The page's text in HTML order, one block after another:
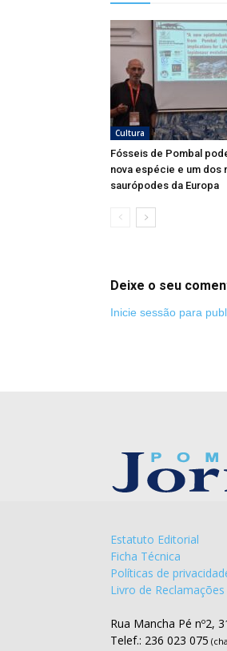
Cultura
Fósseis de Pombal
nova espécie e um dos
saurópodes da Europa
Deixe o seu
Inicie sessão para
Estatuto Editorial
Ficha Técnica
Políticas de
Livro de Reclamações
Rua Mancha Pé nº2,
Telef.: 236 023 075